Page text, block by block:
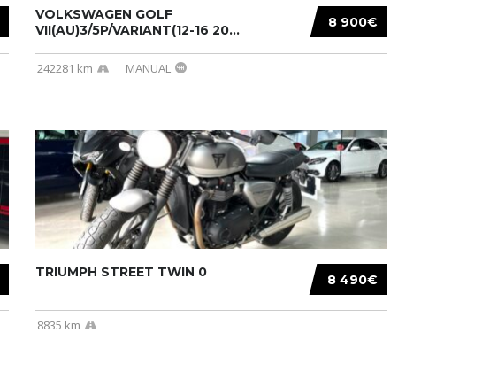
8 900€
VOLKSWAGEN GOLF
VII(AU)3/5P/VARIANT(12-16 20...
242281 km MANUAL
8 490€
TRIUMPH STREET TWIN 0
8835 km